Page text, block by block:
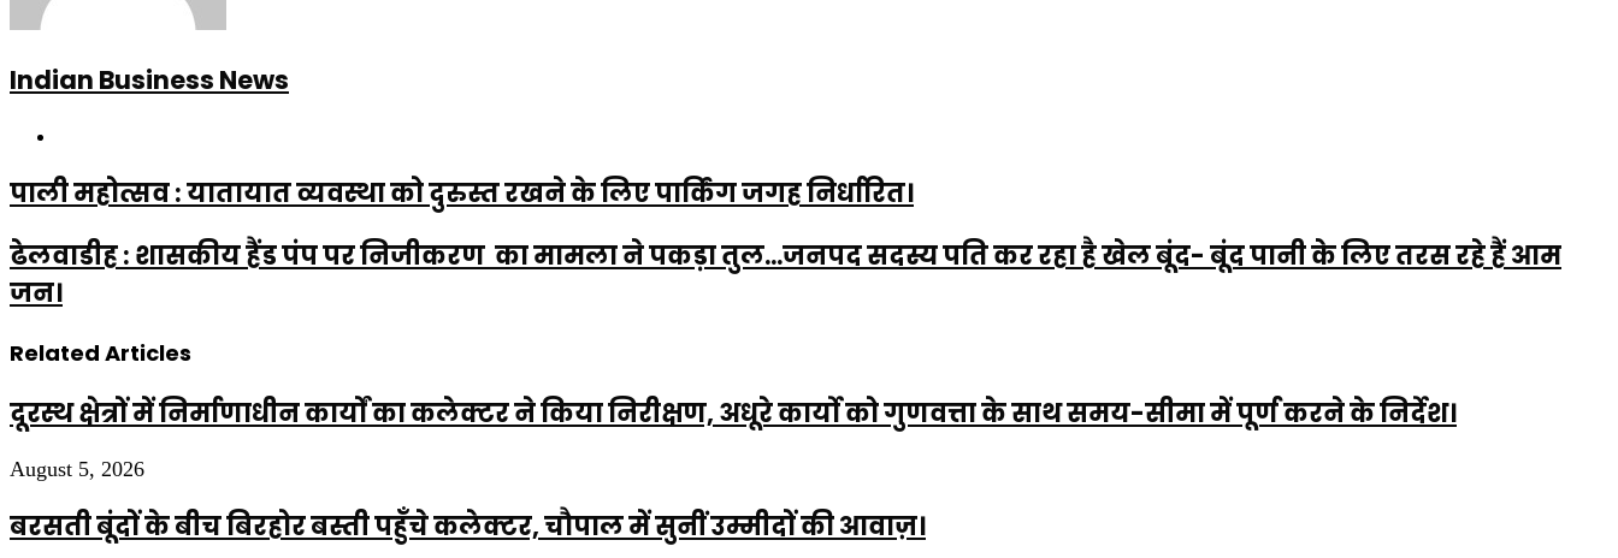
Indian Business News
पाली महोत्सव : यातायात व्यवस्था को दुरुस्त रखने के लिए पार्किंग जगह निर्धारित।
ढेलवाडीह : शासकीय हैंड पंप पर निजीकरण का मामला ने पकड़ा तुल...जनपद सदस्य पति कर रहा है खेल बूंद- बूंद पानी के लिए तरस रहे हैं आम
जन।
Related Articles
दूरस्थ क्षेत्रों में निर्माणाधीन कार्यों का कलेक्टर ने किया निरीक्षण, अधूरे कार्यो को गुणवत्ता के साथ समय-सीमा में पूर्ण करने के निर्देश।
August 5, 2026
बरसती बूंदों के बीच बिरहोर बस्ती पहुँचे कलेक्टर, चौपाल में सुनीं उम्मीदों की आवाज़।